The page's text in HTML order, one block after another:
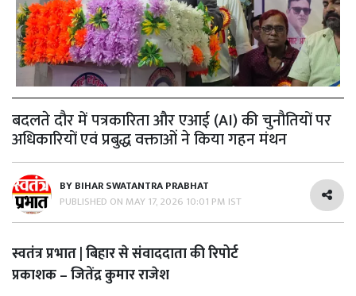
बदलते दौर में पत्रकारिता और एआई (AI) की चुनौतियों पर
अधिकारियों एवं प्रबुद्ध वक्ताओं ने किया गहन मंथन
BYBIHAR SWATANTRA PRABHAT
PUBLISHED ON MAY 17, 2026 10:01 PM IST
स्वतंत्र प्रभात | बिहार से संवाददाता की रिपोर्ट
प्रकाशक – जितेंद्र कुमार राजेश